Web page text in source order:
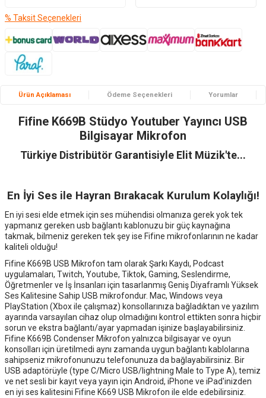
% Taksit Seçenekleri
Ürün Açıklaması Ödeme Seçenekleri Yorumlar
Fifine K669B Stüdyo Youtuber Yayıncı USB
Bilgisayar Mikrofon
Türkiye Distribütör Garantisiyle Elit Müzik'te...
En İyi Ses ile Hayran Bırakacak Kurulum Kolaylığı!
En iyi sesi elde etmek için ses mühendisi olmanıza gerek yok tek
yapmanız gereken usb bağlantı kablonuzu bir güç kaynağına
takmak, bilmeniz gereken tek şey ise Fifine mikrofonlarının ne kadar
kaliteli olduğu!
Fifine K669B USB Mikrofon tam olarak Şarkı Kaydı, Podcast
uygulamaları, Twitch, Youtube, Tiktok, Gaming, Seslendirme,
Öğretmenler ve İş İnsanları için tasarlanmış Geniş Diyaframlı Yüksek
Ses Kalitesine Sahip USB mikrofondur. Mac, Windows veya
PlayStation (Xbox ile çalışmaz) konsollarınıza bağladıktan ve yazılım
ayarında varsayılan cihaz olup olmadığını kontrol ettikten sonra hiçbir
sorun ve ekstra bağlantı/ayar yapmadan işinize başlayabilirsiniz.
Fifine K669B Condenser Mikrofon yalnızca bilgisayar ve oyun
konsolları için üretilmedi aynı zamanda uygun bağlantı kablolarına
sahipseniz mikrofonunuzu telefonunuza da bağlayabilirsiniz. Bir
USB adaptörüyle (type C/Micro USB/lightning Male to Type A), temiz
ve net sesli bir kayıt veya yayın için Android, iPhone ve iPad'inizden
en iyi ses kalitesini Fifine K669 USB Mikrofon ile elde edebilirsiniz.